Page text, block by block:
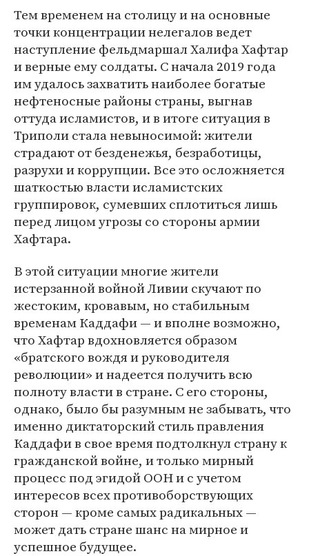
Тем временем на столицу и на основные
точки концентрации нелегалов ведет
наступление фельдмаршал Халифа Хафтар
и верные ему солдаты. С начала 2019 года
им удалось захватить наиболее богатые
нефтеносные районы страны, выгнав
оттуда исламистов, и в итоге ситуация в
Триполи стала невыносимой: жители
страдают от безденежья, безработицы,
разрухи и коррупции. Все это осложняется
шаткостью власти исламистских
группировок, сумевших сплотиться лишь
перед лицом угрозы со стороны армии
Хафтара.
В этой ситуации многие жители
истерзанной войной Ливии скучают по
жестоким, кровавым, но стабильным
временам Каддафи — и вполне возможно,
что Хафтар вдохновляется образом
«братского вождя и руководителя
революции» и надеется получить всю
полноту власти в стране. С его стороны,
однако, было бы разумным не забывать, что
именно диктаторский стиль правления
Каддафи в свое время подтолкнул страну к
гражданской войне, и только мирный
процесс под эгидой ООН и с учетом
интересов всех противоборствующих
сторон — кроме самых радикальных —
может дать стране шанс на мирное и
успешное будущее.